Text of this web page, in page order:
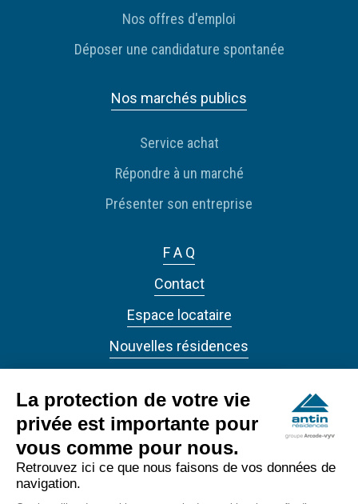
Nos offres d'emploi
Déposer une candidature spontanée
Nos marchés publics
Service achat
Répondre à un marché
Présenter son entreprise
F A Q
Contact
Espace locataire
Nouvelles résidences
ANTIN RÉSIDENCES 2022 - Tous droits réservés
La protection de votre vie
privée est importante pour
vous comme pour nous.
Retrouvez ici ce que nous faisons de vos données de
navigation.